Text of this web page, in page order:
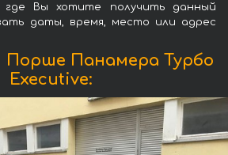
Вы хотите получить данный
даты, время, место или адрес
Панамера Турбо
Executive: